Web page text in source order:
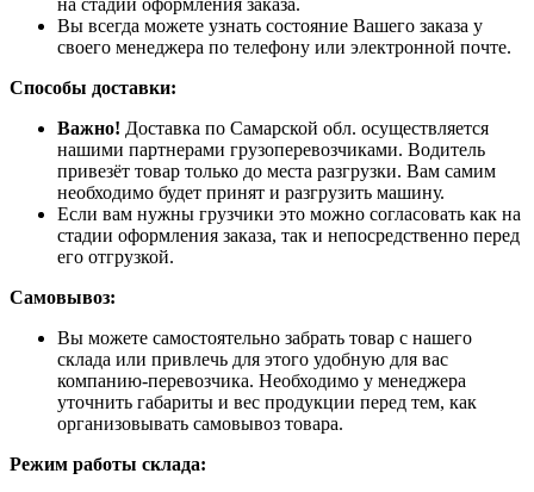
Вы всегда можете узнать состояние Вашего заказа у
своего менеджера по телефону или электронной почте.
Способы доставки:
Важно! Доставка по Самарской обл. осуществляется
нашими партнерами грузоперевозчиками. Водитель
привезёт товар только до места разгрузки. Вам самим
необходимо будет принят и разгрузить машину.
Если вам нужны грузчики это можно согласовать как на
стадии оформления заказа, так и непосредственно перед
его отгрузкой.
Самовывоз:
Вы можете самостоятельно забрать товар с нашего
склада или привлечь для этого удобную для вас
компанию-перевозчика. Необходимо у менеджера
уточнить габариты и вес продукции перед тем, как
организовывать самовывоз товара.
Режим работы склада: